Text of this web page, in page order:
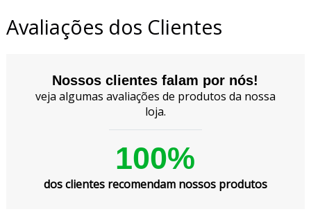
Avaliações dos Clientes
Nossos clientes falam por nós!
veja algumas avaliações de produtos da nossa
loja.
100%
dos clientes recomendam nossos produtos